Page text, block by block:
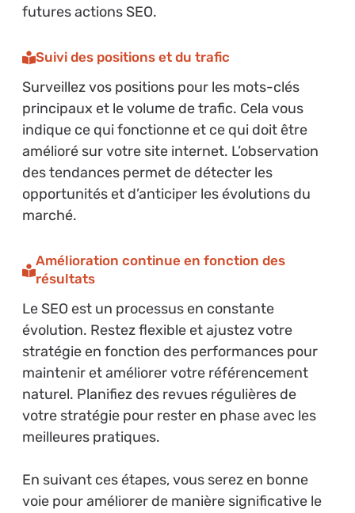
futures actions SEO.
Suivi des positions et du trafic
Surveillez vos positions pour les mots-clés
principaux et le volume de trafic. Cela vous
indique ce qui fonctionne et ce qui doit être
amélioré sur votre site internet. L’observation
des tendances permet de détecter les
opportunités et d’anticiper les évolutions du
marché.
Amélioration continue en fonction des
résultats
Le SEO est un processus en constante
évolution. Restez flexible et ajustez votre
stratégie en fonction des performances pour
maintenir et améliorer votre référencement
naturel. Planifiez des revues régulières de
votre stratégie pour rester en phase avec les
meilleures pratiques.
En suivant ces étapes, vous serez en bonne
voie pour améliorer de manière significative le